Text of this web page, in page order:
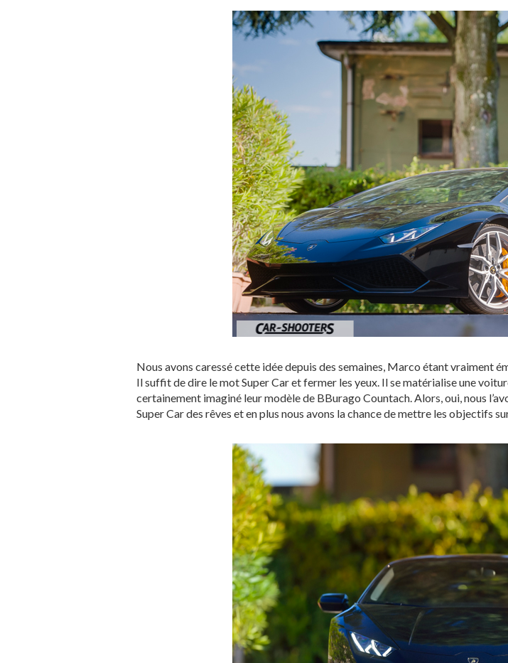
Nous avons caressé cette idée depuis des semaines, Marco étant vraiment
Il suffit de dire le mot Super Car et fermer les yeux. Il se matérialise une
certainement imaginé leur modèle de BBurago Countach. Alors, oui, nous
Super Car des rêves et en plus nous avons la chance de mettre les objectifs